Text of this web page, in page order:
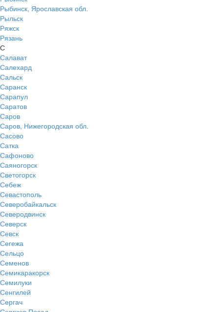
Рыбинск, Ярославская обл.
Рыльск
Ряжск
Рязань
С
Салават
Салехард
Сальск
Саранск
Сарапул
Саратов
Саров
Саров, Нижегородская обл.
Сасово
Сатка
Сафоново
Саяногорск
Светогорск
Себеж
Севастополь
Северобайкальск
Северодвинск
Северск
Севск
Сегежа
Сельцо
Семенов
Семикаракорск
Семилуки
Сенгилей
Сергач